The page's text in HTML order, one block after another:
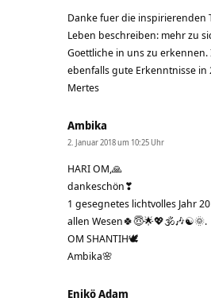
Danke fuer die inspirierenden
Leben beschreiben: mehr zu
Goettliche in uns zu
ebenfalls gute Erkenntnisse in
Mertes
Ambika
2. Januar 2018 um 10:25 Uhr
HARI OM,🙏
dankeschön❣
1 gesegnetes lichtvolles Jahr
allen Wesen🍀😇🌟💖🕉🎶☯️🌞.
OM SHANTIH🕊
Ambika🌸
Enikö Adam